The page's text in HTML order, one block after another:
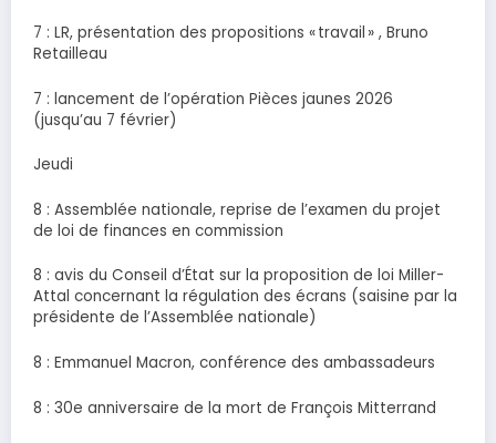
7 : LR, présentation des propositions « travail » , Bruno
Retailleau
7 : lancement de l’opération Pièces jaunes 2026
(jusqu’au 7 février)
Jeudi
8 : Assemblée nationale, reprise de l’examen du projet
de loi de finances en commission
8 : avis du Conseil d’État sur la proposition de loi Miller-
Attal concernant la régulation des écrans (saisine par la
présidente de l’Assemblée nationale)
8 : Emmanuel Macron, conférence des ambassadeurs
8 : 30e anniversaire de la mort de François Mitterrand